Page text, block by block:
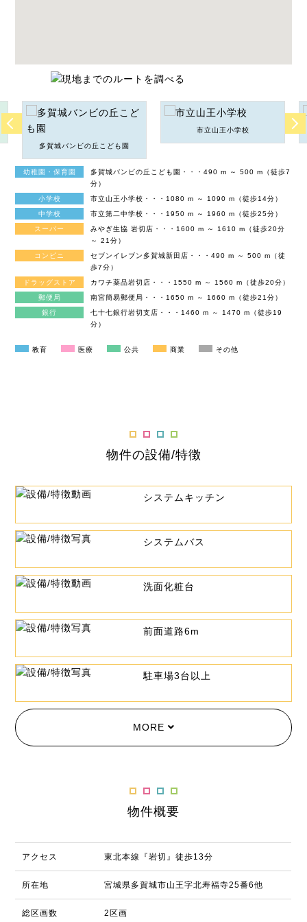
多賀城バンビの丘こども園
市立山王小学校
幼稚園・保育園
多賀城バンビの丘こども園・・・490 m ～ 500 m（徒歩7
分）
小学校
市立山王小学校・・・1080 m ～ 1090 m（徒歩14分）
中学校
市立第二中学校・・・1950 m ～ 1960 m（徒歩25分）
スーパー
みやぎ生協 岩切店・・・1600 m ～ 1610 m（徒歩20分
～ 21分）
コンビニ
セブンイレブン多賀城新田店・・・490 m ～ 500 m（徒
歩7分）
ドラッグストア
カワチ薬品岩切店・・・1550 m ～ 1560 m（徒歩20分）
郵便局
南宮簡易郵便局・・・1650 m ～ 1660 m（徒歩21分）
銀行
七十七銀行岩切支店・・・1460 m ～ 1470 m（徒歩19
分）
教育 医療 公共 商業 その他
物件の設備/特徴
システムキッチン
システムバス
洗面化粧台
前面道路6m
駐車場3台以上
MORE
物件概要
アクセス 東北本線『岩切』徒歩13分
所在地 宮城県多賀城市山王字北寿福寺25番6他
総区画数 2区画